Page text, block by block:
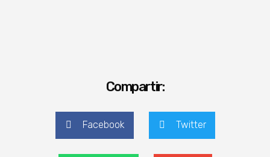
Compartir:
Facebook Twitter